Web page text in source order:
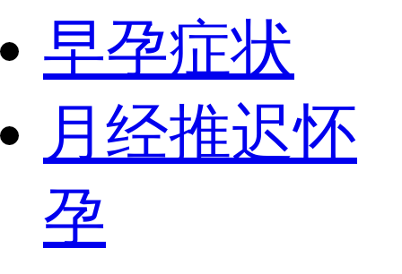
早孕症状
月经推迟怀
孕